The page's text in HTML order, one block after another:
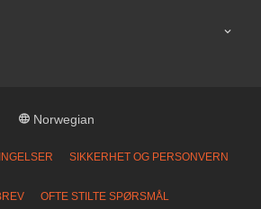
Norwegian
SIKKERHET OG PERSONVERN
OFTE STILTE SPØRSMÅL